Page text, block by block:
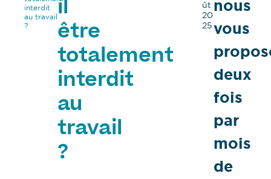
interdit
au travail
?
il
être
totalement
interdit
au
travail
?
ût
20
25
nous
vous
deux
fois
par
mois
de